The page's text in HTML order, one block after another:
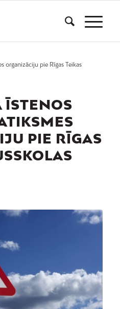
organizāciju pie Rīgas Teikas
ĪSTENOS
PIE RĪGAS